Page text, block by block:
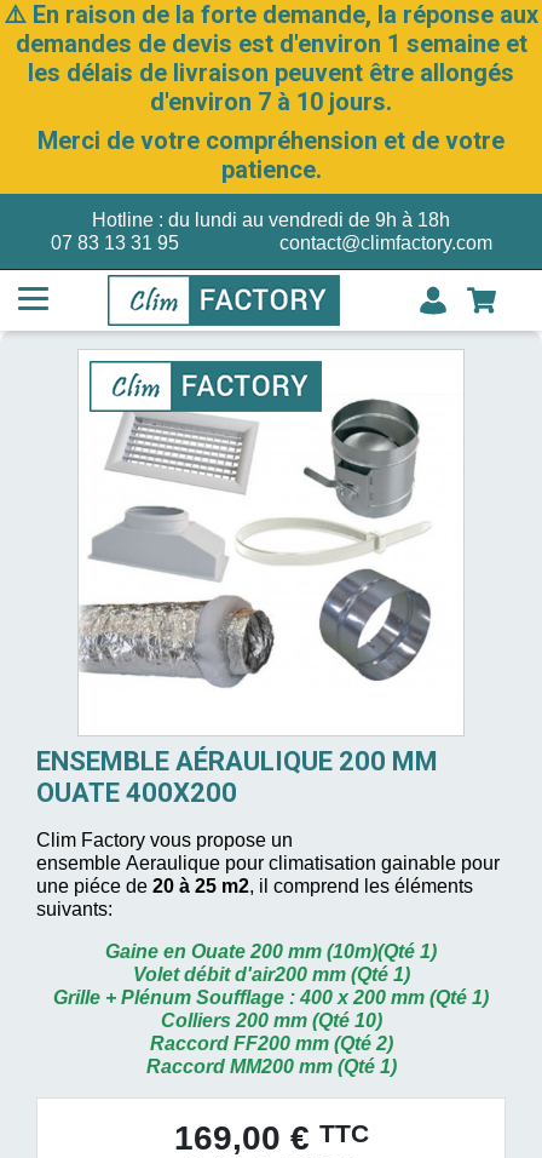
⚠️ En raison de la forte demande, la réponse aux
demandes de devis est d'environ 1 semaine et
les délais de livraison peuvent être allongés
d'environ 7 à 10 jours.
Merci de votre compréhension et de votre
patience.
07 83 13 31 95
Hotline : du lundi au vendredi de 9h à 18h
contact@climfactory.com
ENSEMBLE AÉRAULIQUE 200 MM
OUATE 400X200
Clim Factory vous propose un
ensemble Aeraulique pour climatisation gainable pour
une piéce de 20 à 25 m2, il comprend les éléments
suivants:
Gaine en Ouate 200 mm (10m)(Qté 1)
Volet débit d'air200 mm (Qté 1)
Grille + Plénum Soufflage : 400 x 200 mm (Qté 1)
Colliers 200 mm (Qté 10)
Raccord FF200 mm (Qté 2)
Raccord MM200 mm (Qté 1)
169,00 € TTC